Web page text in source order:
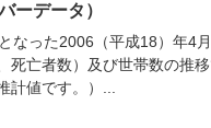
ーデータ）
なった2006（平成18）年4
亡者数）及び世帯数の推
値です。）...